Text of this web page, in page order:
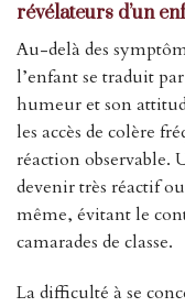
révélateurs d’un
Au-delà des
l’enfant se traduit
humeur et son
les accès de colère
réaction observable.
devenir très réactif
même, évitant le
camarades de classe.
La difficulté à se